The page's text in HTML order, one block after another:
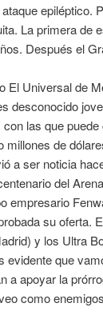
epiléptico.
La primera de
Después el
El Universal de
desconocido
las que
millones de
a ser noticia
del
empresario
su oferta.
y los Ultra
evidente que
a apoyar la
como